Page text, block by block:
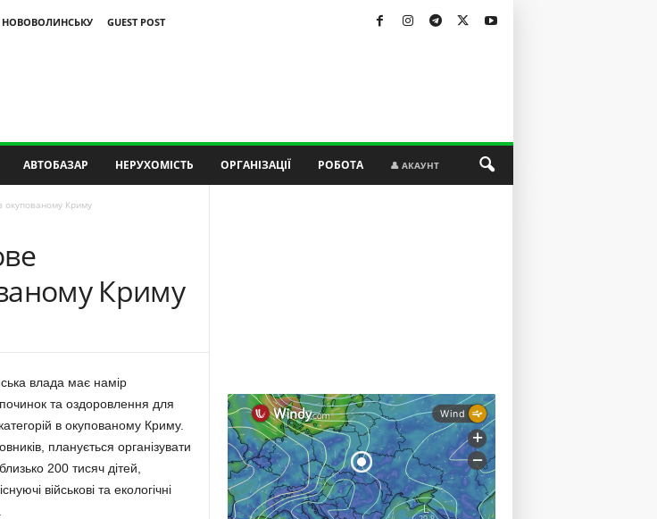
НОВОВОЛИНСЬКУ
GUEST POST
АВТОБАЗАР НЕРУХОМІСТЬ ОРГАНІЗАЦІЇ РОБОТА 👤 АКАУНТ
окупованому Криму
Криму
влада має намір
та оздоровлення для
в окупованому Криму.
планується організувати
200 тисяч дітей,
військові та екологічні